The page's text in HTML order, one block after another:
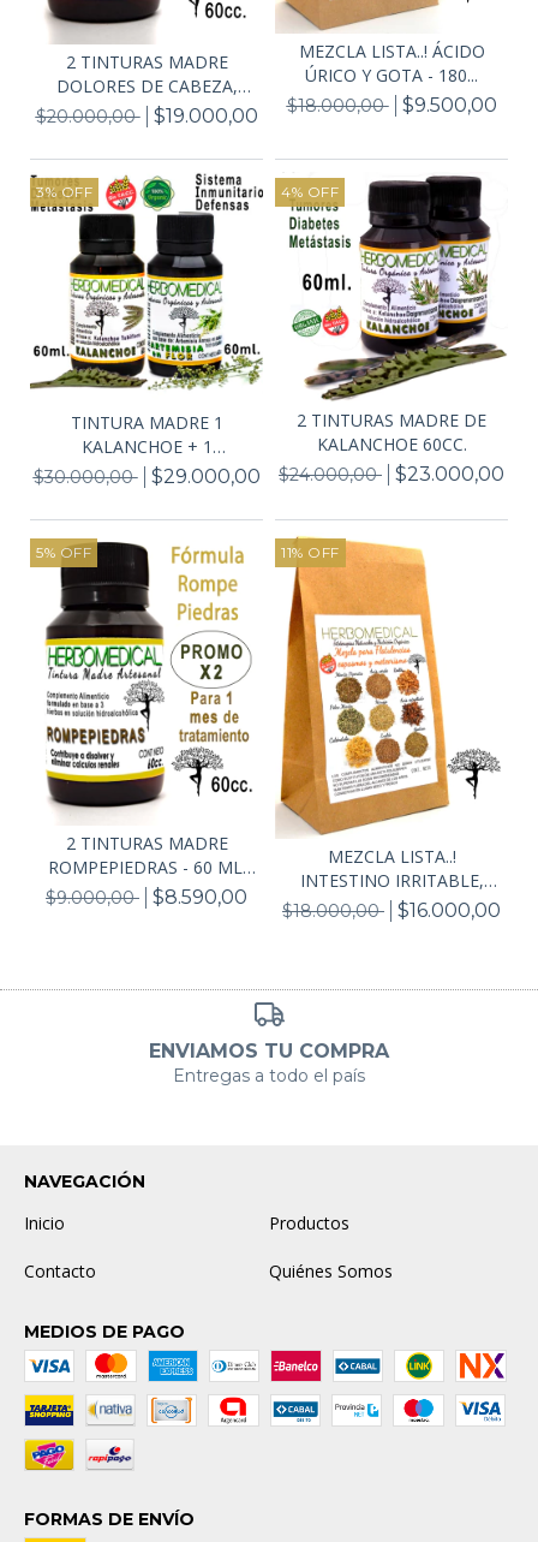
2 TINTURAS MADRE
DOLORES DE CABEZA,
CEFA...
$20.000,00 $19.000,00
MEZCLA LISTA..! ÁCIDO
ÚRICO Y GOTA - 180...
$18.000,00 $9.500,00
3%OFF
TINTURA MADRE 1
KALANCHOE + 1
ARTEMISIA...
$30.000,00 $29.000,00
4% OFF
2 TINTURAS MADRE DE
KALANCHOE 60CC.
$24.000,00 $23.000,00
5% OFF
2 TINTURAS MADRE
ROMPEPIEDRAS - 60 ML.
C...
$9.000,00 $8.590,00
11% OFF
MEZCLA LISTA..!
INTESTINO IRRITABLE,
INF...
$18.000,00 $16.000,00
ENVIAMOS TU COMPRA
Entregas a todo el país
NAVEGACIÓN
Inicio Productos
Contacto Quiénes Somos
MEDIOS DE PAGO
FORMAS DE ENVÍO